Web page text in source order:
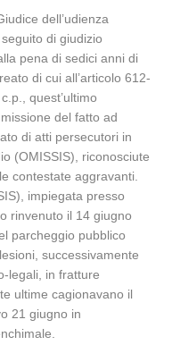
dell’udienza
di giudizio
pena di sedici anni di
di cui all’articolo 612-
quest’ultimo
del fatto ad
di atti persecutori in
(OMISSIS), riconosciute
contestate aggravanti.
impiegata presso
rinvenuto il 14 giugno
parcheggio pubblico
successivamente
legali, in fratture
ultime cagionavano il
21 giugno in